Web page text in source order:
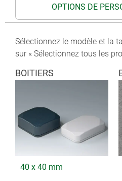
OPTIONS DE
Sélectionnez le modèle et la
sur « Sélectionnez tous les
BOITIERS
40 x 40 mm